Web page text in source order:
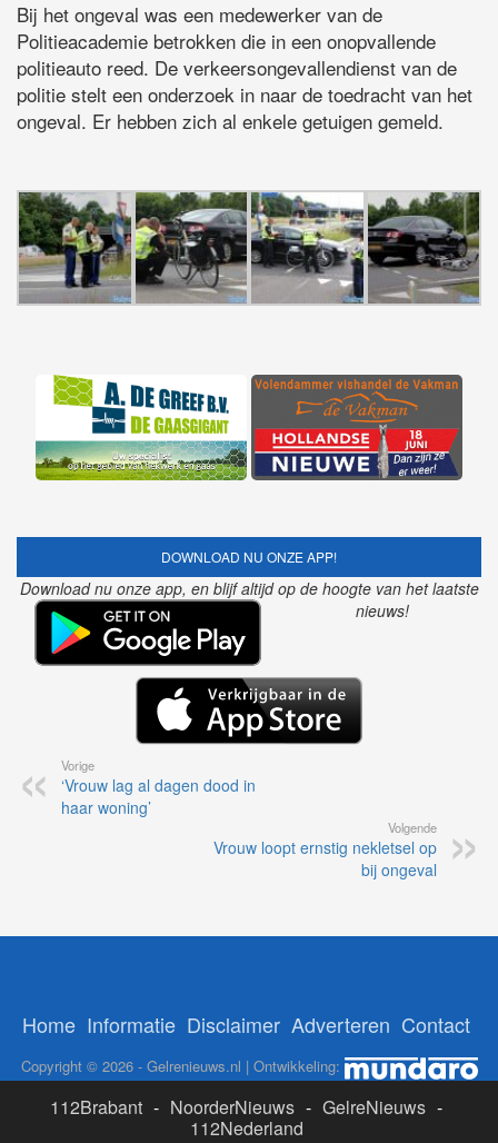
Bij het ongeval was een medewerker van de
Politieacademie betrokken die in een onopvallende
politieauto reed. De verkeersongevallendienst van de
politie stelt een onderzoek in naar de toedracht van het
ongeval. Er hebben zich al enkele getuigen gemeld.
DOWNLOAD NU ONZE APP!
Download nu onze app, en blijf altijd op de hoogte van het laatste
nieuws!
Vorige
‘Vrouw lag al dagen dood in
haar woning’
Volgende
Vrouw loopt ernstig nekletsel op
bij ongeval
Home Informatie Disclaimer Adverteren Contact
Copyright © 2026 - Gelrenieuws.nl | Ontwikkeling:
112Brabant - NoorderNieuws - GelreNieuws -
112Nederland